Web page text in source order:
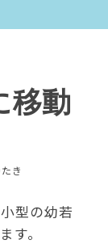
移動
き
型の幼若
す。